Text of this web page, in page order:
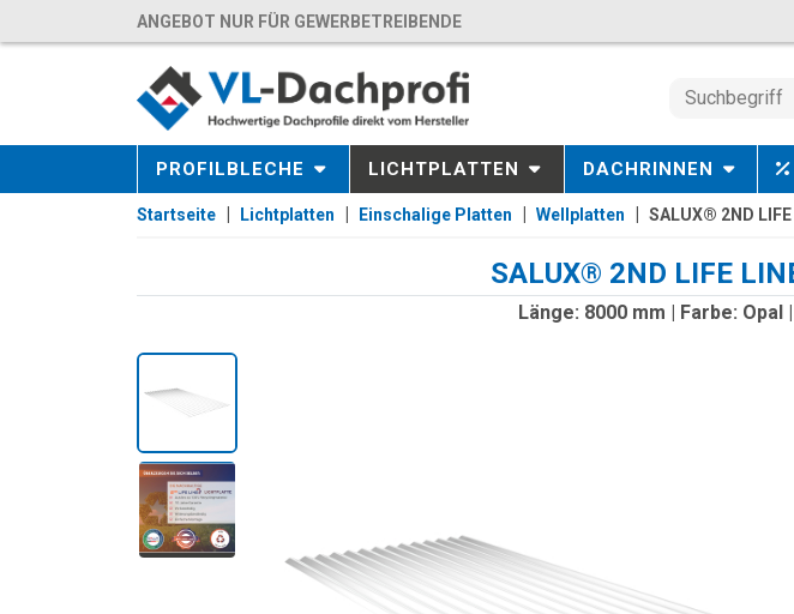
ANGEBOT NUR FÜR GEWERBETREIBENDE
PROFILBLECHE LICHTPLATTEN DACHRINNEN
Startseite Lichtplatten Einschalige Platten Wellplatten SALUX® 2ND
SALUX® 2ND LIFE
Länge: 8000 mm | Farbe: